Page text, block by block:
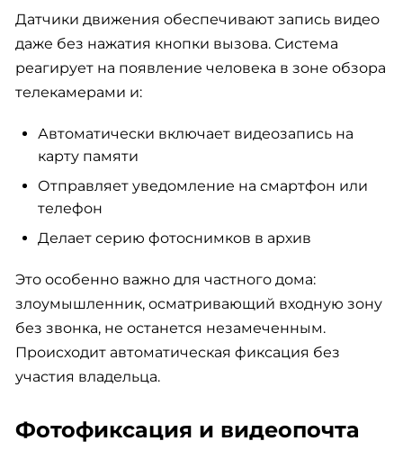
Датчики движения обеспечивают запись видео
даже без нажатия кнопки вызова. Система
реагирует на появление человека в зоне обзора
телекамерами и:
Автоматически включает видеозапись на
карту памяти
Отправляет уведомление на смартфон или
телефон
Делает серию фотоснимков в архив
Это особенно важно для частного дома:
злоумышленник, осматривающий входную зону
без звонка, не останется незамеченным.
Происходит автоматическая фиксация без
участия владельца.
Фотофиксация и видеопочта